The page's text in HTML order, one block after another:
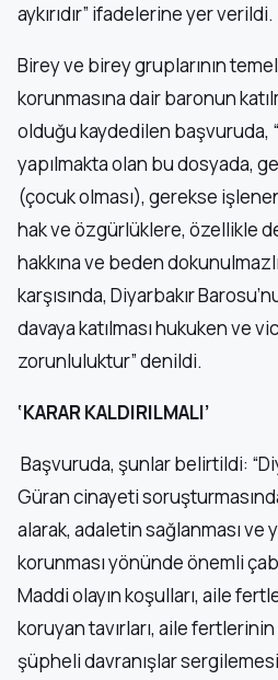
aykırıdır” ifadelerine yer verildi.
Birey ve birey gruplarının temel
korunmasına dair baronun
olduğu kaydedilen başvuruda,
yapılmakta olan bu dosyada,
(çocuk olması), gerekse
hak ve özgürlüklere, özellikle
hakkına ve beden
karşısında, Diyarbakır
davaya katılması hukuken ve
zorunluluktur” denildi.
‘KARAR KALDIRILMALI’
Başvuruda, şunlar belirtildi:
Güran cinayeti
alarak, adaletin sağlanması ve
korunması yönünde önemli
Maddi olayın koşulları, aile
koruyan tavırları, aile
şüpheli davranışlar